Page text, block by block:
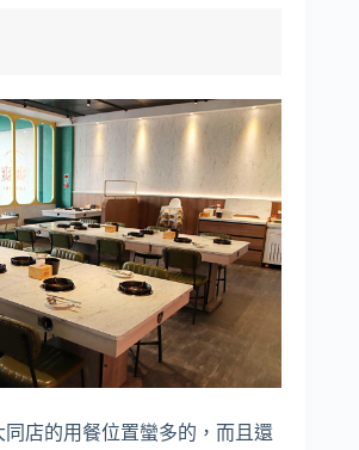
店的用餐位置蠻多的，而且還